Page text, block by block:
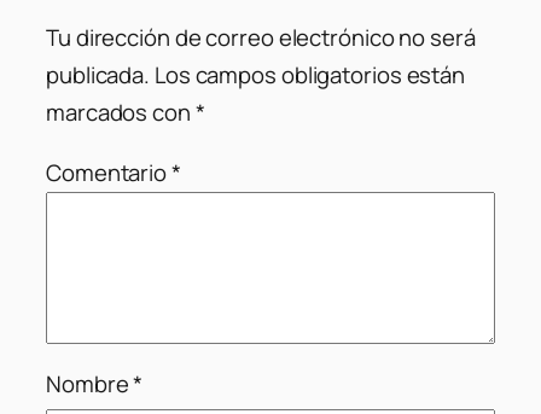
Tu dirección de correo electrónico no será
publicada. Los campos obligatorios están
marcados con*
Comentario*
Nombre*